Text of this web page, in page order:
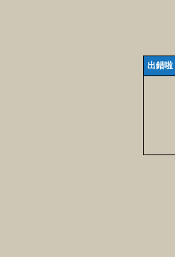
出錯啦